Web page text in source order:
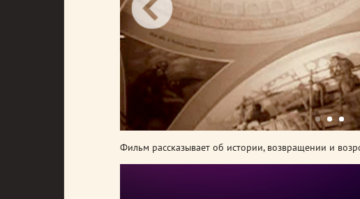
Фильм рассказывает об истории, возвращении и